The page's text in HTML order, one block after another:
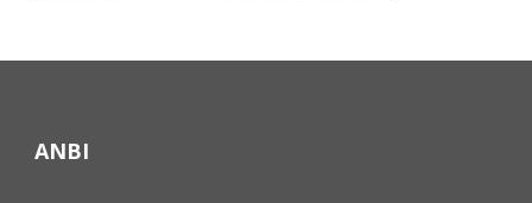
ANBI